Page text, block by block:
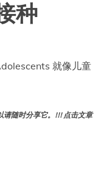
种
就像儿童
请随时分享它。!!! 点击文章